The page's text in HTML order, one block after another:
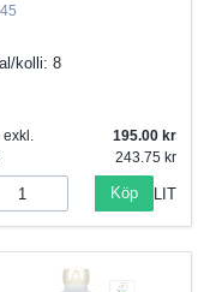
kolli: 8
195.00
243.75
Köp LIT